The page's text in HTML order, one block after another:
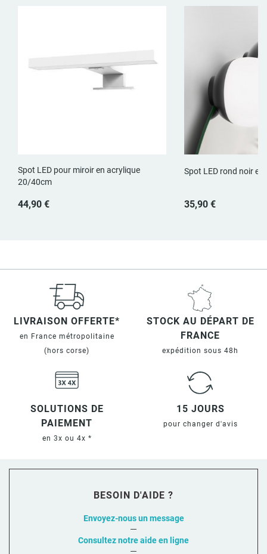
Spot LED pour miroir en acrylique
20/40cm
44,90 €
Spot LED rond noir en
35,90 €
LIVRAISON OFFERTE*
en France métropolitaine
(hors corse)
STOCK AU DÉPART DE
FRANCE
expédition sous 48h
SOLUTIONS DE
PAIEMENT
en 3x ou 4x *
15 JOURS
pour changer d'avis
BESOIN D'AIDE ?
Envoyez-nous un message
Consultez notre aide en ligne